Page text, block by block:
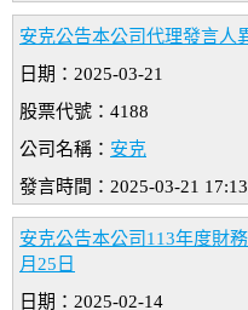
安克公告本公司代理發言人
日期：2025-03-21
股票代號：4188
公司名稱： 安克
發言時間：2025-03-21
安克公告本公司113年度財
月25日
日期：2025-02-14